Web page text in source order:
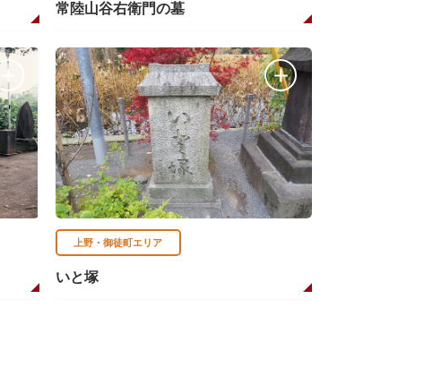
常陸山谷右衛門の墓
上野・御徒町エリア
いと塚